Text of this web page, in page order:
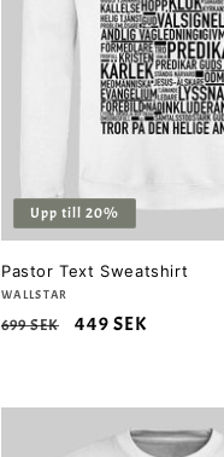
Upp till 20%
Pastor Text Sweatshirt
Säljare:
WALLSTAR
Ordinarie
699 SEK Försäljningspris
449 SEK